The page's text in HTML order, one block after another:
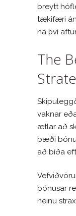
breytt
tækifæri án
ná því
The
vaknar
ætlar að
bæði
að bíða
bónusar
neinu